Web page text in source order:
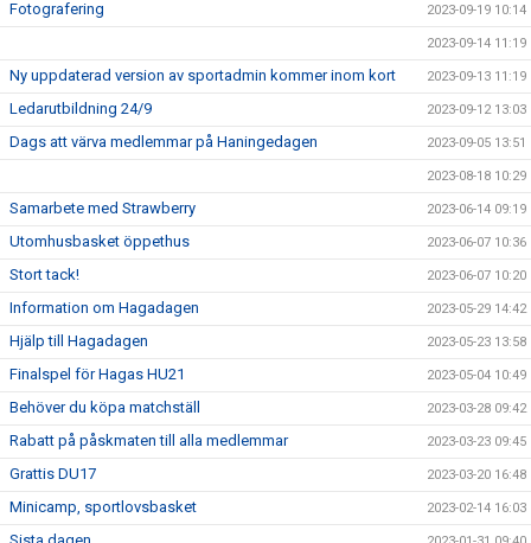
Fotografering 2023-09-19 10:14
2023-09-14 11:19
Ny uppdaterad version av sportadmin kommer inom kort 2023-09-13 11:19
Ledarutbildning 24/9 2023-09-12 13:03
Dags att värva medlemmar på Haningedagen 2023-09-05 13:51
2023-08-18 10:29
Samarbete med Strawberry 2023-06-14 09:19
Utomhusbasket öppethus 2023-06-07 10:36
Stort tack! 2023-06-07 10:20
Information om Hagadagen 2023-05-29 14:42
Hjälp till Hagadagen 2023-05-23 13:58
Finalspel för Hagas HU21 2023-05-04 10:49
Behöver du köpa matchställ 2023-03-28 09:42
Rabatt på påskmaten till alla medlemmar 2023-03-23 09:45
Grattis DU17 2023-03-20 16:48
Minicamp, sportlovsbasket 2023-02-14 16:03